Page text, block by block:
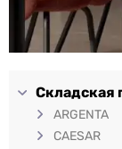
Складская
ARGENTA
CAESAR